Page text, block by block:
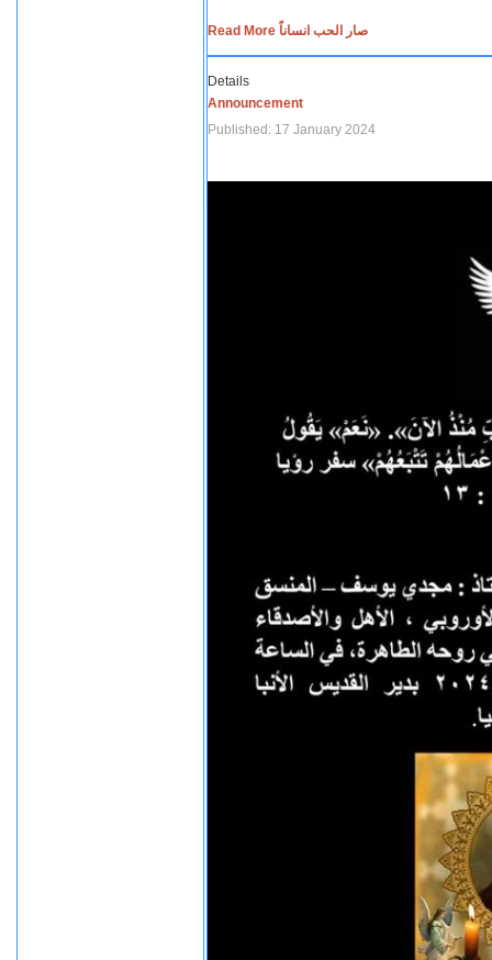
Read More صار الحب انساناً
Details
Announcement
Published: 17 January 2024